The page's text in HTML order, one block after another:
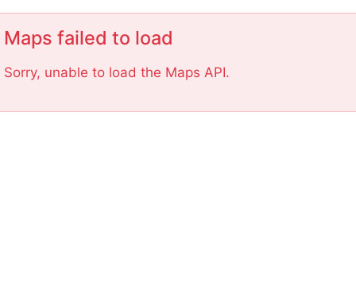
Maps failed to load
Sorry, unable to load the Maps API.